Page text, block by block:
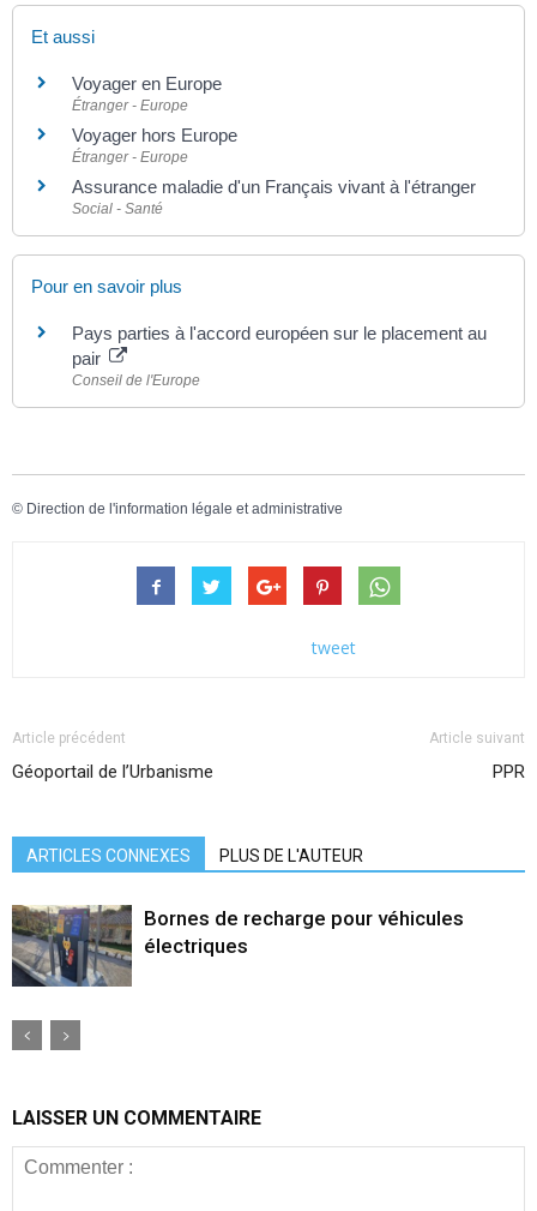
Et aussi
Voyager en Europe
Étranger - Europe
Voyager hors Europe
Étranger - Europe
Assurance maladie d'un Français vivant à l'étranger
Social - Santé
Pour en savoir plus
Pays parties à l'accord européen sur le placement au
pair
Conseil de l'Europe
© Direction de l'information légale et administrative
tweet
Article précédent
Géoportail de l’Urbanisme
Article suivant
PPR
ARTICLES CONNEXES PLUS DE L'AUTEUR
Bornes de recharge pour véhicules
électriques
LAISSER UN COMMENTAIRE